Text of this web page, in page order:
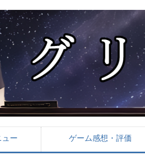
ュー ゲーム感想・評価